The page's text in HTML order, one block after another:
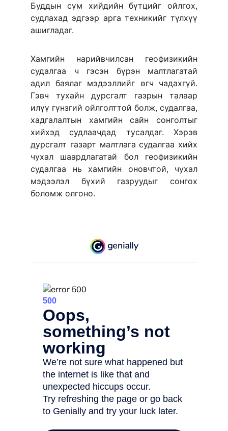
Буддын сүм хийдийн бүтцийг ойлгох,
судлахад эдгээр арга техникийг түлхүү
ашигладаг.
Хамгийн нарийвчилсан геофизикийн
судалгаа ч гэсэн бүрэн малтлагатай
адил баялаг мэдээллийг өгч чадахгүй.
Гэвч тухайн дурсгалт газрын талаар
илүү гүнзгий ойлголттой болж, судалгаа,
хадгалалтын хамгийн сайн сонголтыг
хийхэд судлаачдад тусалдаг. Хэрэв
дурсгалт газарт малтлага судалгаа хийх
чухал шаардлагатай бол геофизикийн
судалгаа нь хамгийн оновчтой, чухал
мэдээлэл бүхий газруудыг сонгох
боломж олгоно.